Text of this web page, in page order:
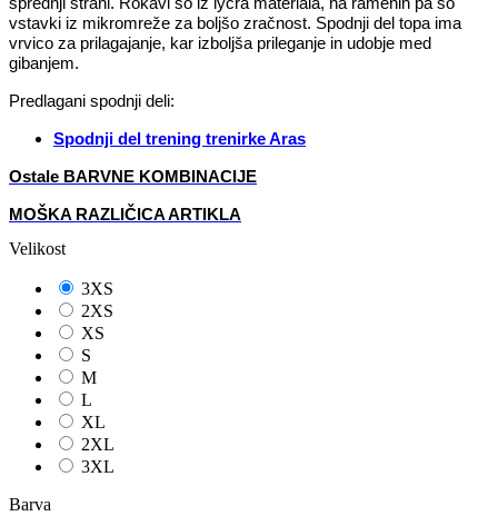
vstavki iz mikromreže za boljšo zračnost. Spodnji del topa ima
vrvico za prilagajanje, kar izboljša prileganje in udobje med
gibanjem.
Predlagani spodnji deli:
Spodnji del trening trenirke Aras
Ostale BARVNE KOMBINACIJE
MOŠKA RAZLIČICA ARTIKLA
Velikost
3XS
2XS
XS
S
M
L
XL
2XL
3XL
Barva